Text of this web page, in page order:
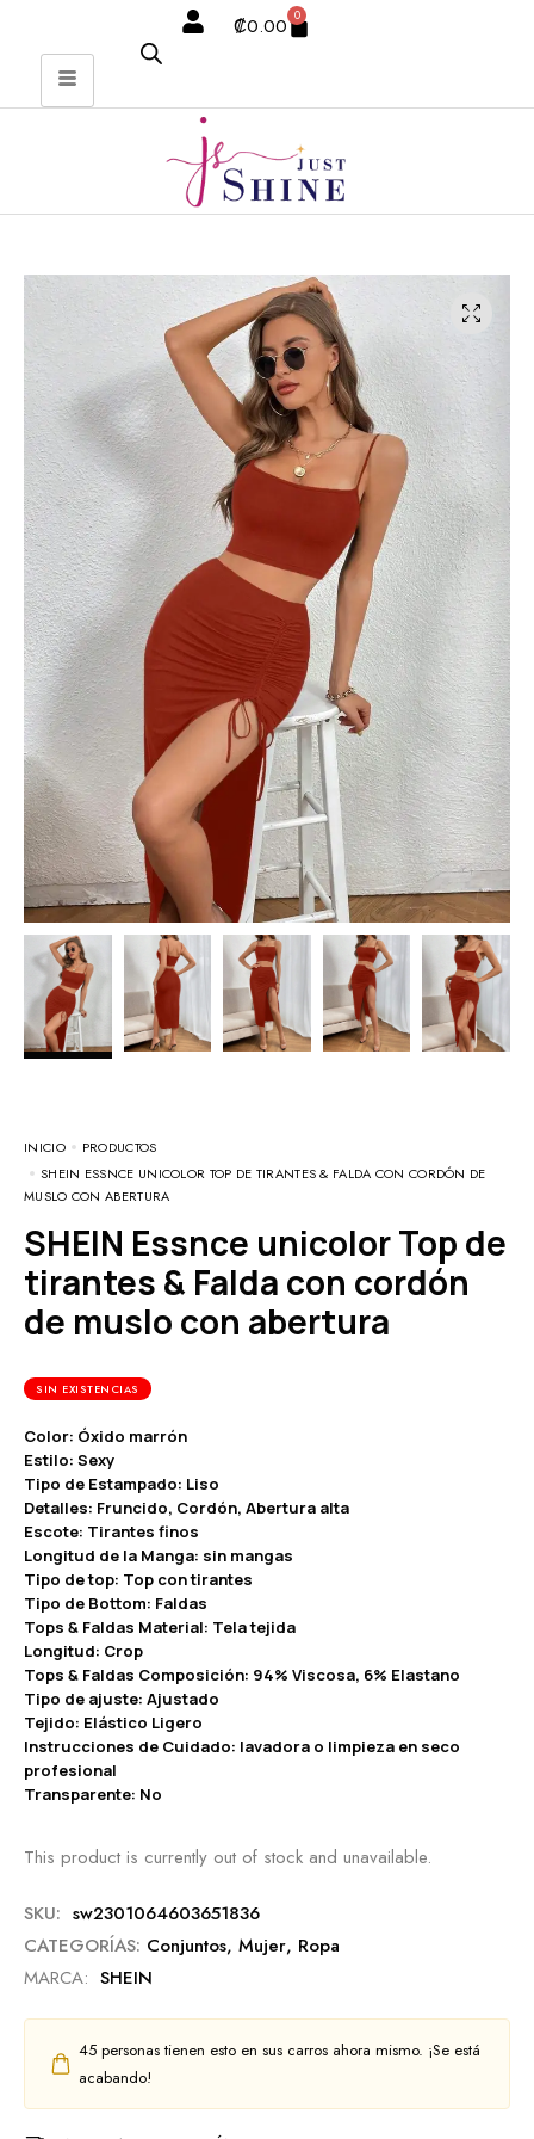
₡0.00 0
INICIO
PRODUCTOS
SHEIN ESSNCE UNICOLOR TOP DE TIRANTES & FALDA CON CORDÓN DE
MUSLO CON ABERTURA
SHEIN Essnce unicolor Top de
tirantes & Falda con cordón
de muslo con abertura
SIN EXISTENCIAS
Color: Óxido marrón
Estilo: Sexy
Tipo de Estampado: Liso
Detalles: Fruncido, Cordón, Abertura alta
Escote: Tirantes finos
Longitud de la Manga: sin mangas
Tipo de top: Top con tirantes
Tipo de Bottom: Faldas
Tops & Faldas Material: Tela tejida
Longitud: Crop
Tops & Faldas Composición: 94% Viscosa, 6% Elastano
Tipo de ajuste: Ajustado
Tejido: Elástico Ligero
Instrucciones de Cuidado: lavadora o limpieza en seco
profesional
Transparente: No
This product is currently out of stock and unavailable.
SKU: sw2301064603651836
CATEGORÍAS: Conjuntos, Mujer, Ropa
MARCA: SHEIN
45 personas tienen esto en sus carros ahora mismo. ¡Se está
acabando!